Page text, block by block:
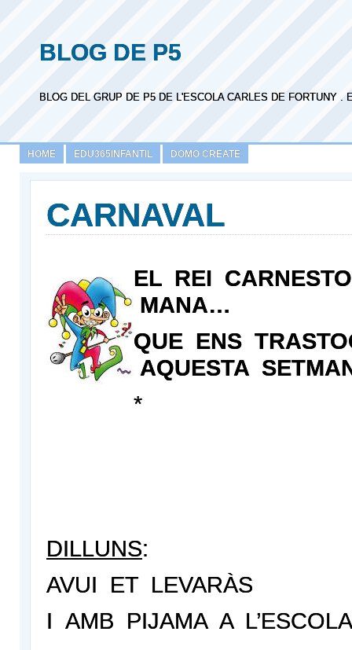
BLOG DE P5
BLOG DEL GRUP DE P5 DE L'ESCOLA CARLES DE FORTUNY .
HOME EDU365INFANTIL DOMO CREATE
CARNAVAL
EL REI
MANA…
QUE ENS
AQUESTA
*
DILLUNS:
AVUI ET LEVARÀS
I AMB PIJAMA A